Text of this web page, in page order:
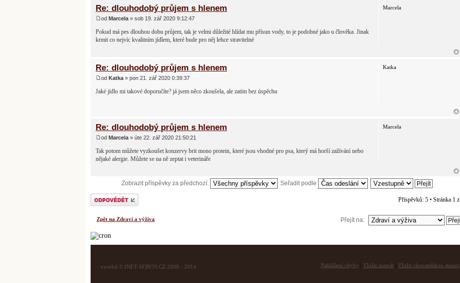
Re: dlouhodobý průjem s hlenem
od Marcela » sob 19. zář 2020 9:12:47
Pokud má pes dlouhou dobu průjem, tak je velmi důležité hlídat mu přísun vody, to je podobné jako u člověka. Jinak
krmit co nejvíc kvalitním jídlem, které bude pro něj lehce stravitelné
Marcela
Re: dlouhodobý průjem s hlenem
od Katka » pon 21. zář 2020 0:39:37
Jaké jídlo mi takové doporučíte? já jsem něco zkoušela, ale zatím bez úspěchu
Katka
Re: dlouhodobý průjem s hlenem
od Marcela » úte 22. zář 2020 21:50:21
Tak potom můžete vyzkoušet konzervy brit mono protein, které jsou vhodné pro psa, který má horší zažívání nebo
nějaké alergie. Můžete se na ně zeptat i veterináře
Marcela
Zobrazit příspěvky za předchozí: Seřadit podle
Odeslat odpověď Příspěvků: 5 • Stránka 1 z
Zpět na Zdraví a výživa Přejít na:
vyrobil © INET-SERVIS.CZ 2008 - 2014 Nahlášení chyby Vložit inzerát Vložit chovatelskou stanici